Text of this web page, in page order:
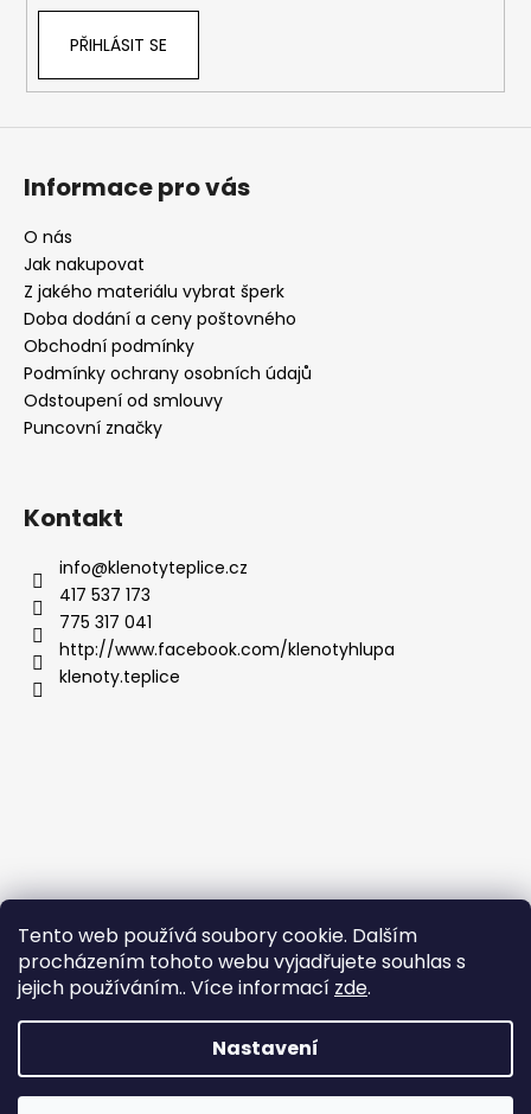
Tento web používá soubory cookie. Dalším
procházením tohoto webu vyjadřujete souhlas s
jejich používáním.. Více informací zde.
Nastavení
u
PŘIHLÁSIT SE
Informace pro vás
O nás
Jak nakupovat
Z jakého materiálu vybrat šperk
Doba dodání a ceny poštovného
Obchodní podmínky
Podmínky ochrany osobních údajů
Odstoupení od smlouvy
Puncovní značky
Kontakt
info@klenotyteplice.cz
417 537 173
775 317 041
http://www.facebook.com/klenotyhlupa
klenoty.teplice
Copyright 2026Klenoty Teplice. Všechna práva